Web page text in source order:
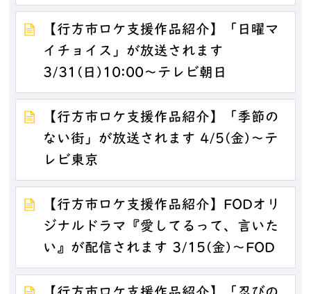
【行方市ロケ支援作品紹介】「日曜マ
イチョイス」が放送されます
3/31(日)10:00～テレビ朝日
【行方市ロケ支援作品紹介】「季節の
ない街」が放送されます 4/5(金)～テ
レビ東京
【行方市ロケ支援作品紹介】FODオリ
ジナルドラマ『愛してるって、言いた
い』が配信されます 3/15(金)～FOD